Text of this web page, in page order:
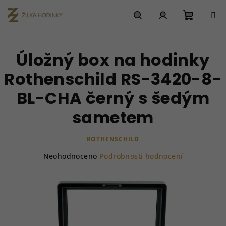
na
obsah
košík
Úložný box na hodinky
Rothenschild RS-3420-8-
BL-CHA černý s šedým
sametem
ROTHENSCHILD
Neohodnoceno Podrobnosti hodnocení